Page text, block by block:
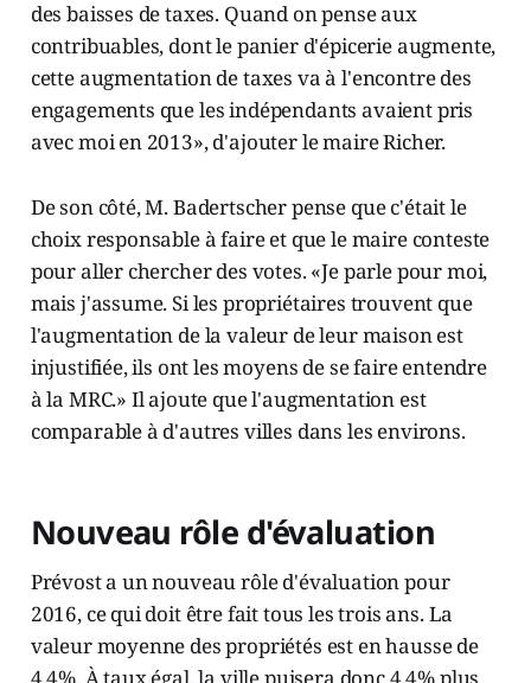
des baisses de taxes. Quand on pense aux
contribuables, dont le panier d'épicerie augmente,
cette augmentation de taxes va à l'encontre des
engagements que les indépendants avaient pris
avec moi en 2013», d'ajouter le maire Richer.
De son côté, M. Badertscher pense que c'était le
choix responsable à faire et que le maire conteste
pour aller chercher des votes. «Je parle pour moi,
mais j'assume. Si les propriétaires trouvent que
l'augmentation de la valeur de leur maison est
injustifiée, ils ont les moyens de se faire entendre
à la MRC.» Il ajoute que l'augmentation est
comparable à d'autres villes dans les environs.
Nouveau rôle d'évaluation
Prévost a un nouveau rôle d'évaluation pour
2016, ce qui doit être fait tous les trois ans. La
valeur moyenne des propriétés est en hausse de